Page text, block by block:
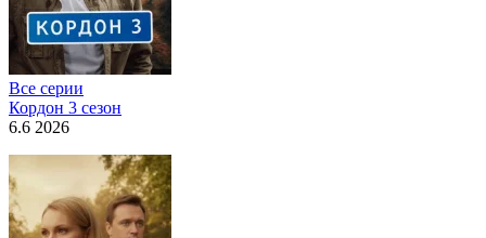
Все серии
Кордон 3 сезон
6.6 2026